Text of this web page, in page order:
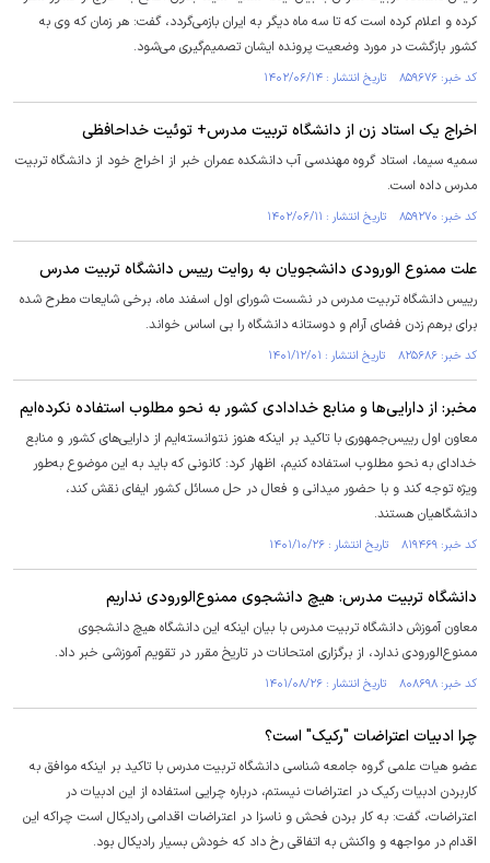
کرده و اعلام کرده است که تا سه ماه دیگر به ایران بازمی‌گردد، گفت: هر زمان که وی به
کشور بازگشت در مورد وضعیت پرونده ایشان تصمیم‌گیری می‌شود.
کد خبر: ۸۵۹۶۷۶ تاریخ انتشار : ۱۴۰۲/۰۶/۱۴
اخراج یک استاد زن از دانشگاه تربیت مدرس+ توئیت خداحافظی
سمیه سیما، استاد گروه مهندسی آب دانشکده عمران خبر از اخراج خود از دانشگاه تربیت
مدرس داده است.
کد خبر: ۸۵۹۲۷۰ تاریخ انتشار : ۱۴۰۲/۰۶/۱۱
علت ممنوع الورودی دانشجویان به روایت رییس دانشگاه تربیت مدرس
رییس دانشگاه تربیت مدرس در نشست شورای اول اسفند ماه، برخی شایعات مطرح شده
برای برهم زدن فضای آرام و دوستانه دانشگاه را بی اساس خواند.
کد خبر: ۸۲۵۶۸۶ تاریخ انتشار : ۱۴۰۱/۱۲/۰۱
مخبر: از دارایی‌ها و منابع خدادادی کشور به نحو مطلوب استفاده نکرده‌ایم
معاون اول رییس‌جمهوری با تاکید بر اینکه هنوز نتوانسته‌ایم از دارایی‌های کشور و منابع
خدادای به نحو مطلوب استفاده کنیم، اظهار کرد: کانونی که باید به این موضوع به‌طور
ویژه توجه کند و با حضور میدانی و فعال در حل مسائل کشور ایفای نقش کند،
دانشگاهیان هستند.
کد خبر: ۸۱۹۴۶۹ تاریخ انتشار : ۱۴۰۱/۱۰/۲۶
دانشگاه تربیت مدرس: هیچ دانشجوی ممنوع‌الورودی نداریم
معاون آموزش دانشگاه تربیت مدرس با بیان اینکه این دانشگاه هیچ دانشجوی
ممنوع‌الورودی ندارد، از برگزاری امتحانات در تاریخ مقرر در تقویم آموزشی خبر داد.
کد خبر: ۸۰۸۶۹۸ تاریخ انتشار : ۱۴۰۱/۰۸/۲۶
چرا ادبیات اعتراضات "رکیک" است؟
عضو هیات علمی گروه جامعه شناسی دانشگاه تربیت مدرس با تاکید بر اینکه موافق به
کاربردن ادبیات رکیک در اعتراضات نیستم، درباره چرایی استفاده از این ادبیات در
اعتراضات، گفت: به کار بردن فحش و ناسزا در اعتراضات اقدامی رادیکال است چراکه این
اقدام در مواجهه و واکنش به اتفاقی رخ داد که خودش بسیار رادیکال بود.